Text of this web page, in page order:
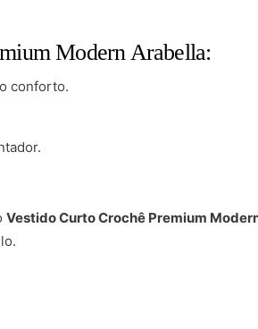
Modern Arabella:
conforto.
Vestido Curto Crochê Premium